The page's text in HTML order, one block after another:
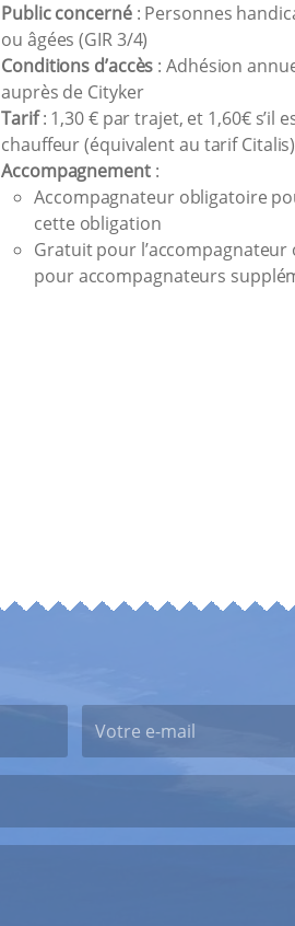
Public concerné: Personnes
ou âgées (GIR 3/4)
Conditions d’accès : Adhésion
auprès de Cityker
Tarif: 1,30 € par trajet, et 1,60€ s’il
chauffeur (équivalent au tarif Citalis)
Accompagnement:
Accompagnateur obligatoire
cette obligation
Gratuit pour
pour accompagnateurs